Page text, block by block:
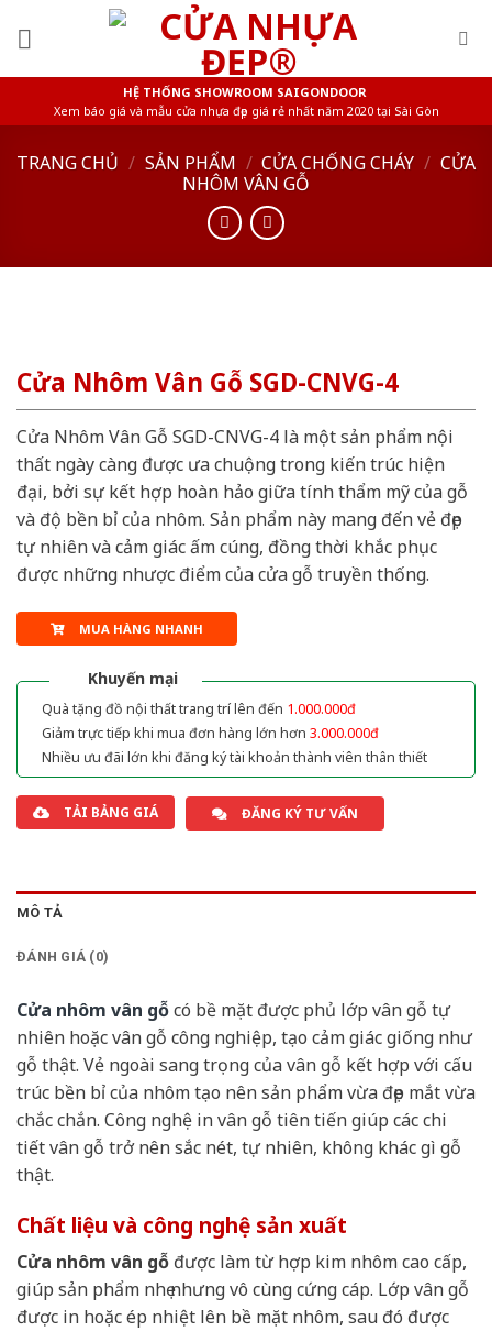
HỆ THỐNG SHOWROOM SAIGONDOOR
Xem báo giá và mẫu cửa nhựa đẹp giá rẻ nhất năm 2020 tại Sài Gòn
TRANG CHỦ / SẢN PHẨM / CỬA CHỐNG CHÁY / CỬA
NHÔM VÂN GỖ
Cửa Nhôm Vân Gỗ SGD-CNVG-4
Cửa Nhôm Vân Gỗ SGD-CNVG-4 là một sản phẩm nội
thất ngày càng được ưa chuộng trong kiến trúc hiện
đại, bởi sự kết hợp hoàn hảo giữa tính thẩm mỹ của gỗ
và độ bền bỉ của nhôm. Sản phẩm này mang đến vẻ đẹp
tự nhiên và cảm giác ấm cúng, đồng thời khắc phục
được những nhược điểm của cửa gỗ truyền thống.
MUA HÀNG NHANH
Khuyến mại
Quà tặng đồ nội thất trang trí lên đến 1.000.000đ
Giảm trực tiếp khi mua đơn hàng lớn hơn 3.000.000đ
Nhiều ưu đãi lớn khi đăng ký tài khoản thành viên thân thiết
TẢI BẢNG GIÁ ĐĂNG KÝ TƯ VẤN
MÔ TẢ
ĐÁNH GIÁ (0)
Cửa nhôm vân gỗcó bề mặt được phủ lớp vân gỗ tự
nhiên hoặc vân gỗ công nghiệp, tạo cảm giác giống như
gỗ thật. Vẻ ngoài sang trọng của vân gỗ kết hợp với cấu
trúc bền bỉ của nhôm tạo nên sản phẩm vừa đẹp mắt vừa
chắc chắn. Công nghệ in vân gỗ tiên tiến giúp các chi
tiết vân gỗ trở nên sắc nét, tự nhiên, không khác gì gỗ
thật.
Chất liệu và công nghệ sản xuất
Cửa nhôm vân gỗ được làm từ hợp kim nhôm cao cấp,
giúp sản phẩm nhẹ nhưng vô cùng cứng cáp. Lớp vân gỗ
được in hoặc ép nhiệt lên bề mặt nhôm, sau đó được